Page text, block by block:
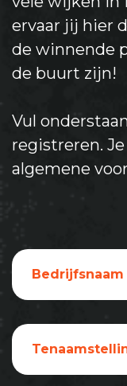
ervaar jij hier
de winnende
de buurt zijn!
Vul
registreren.
algemene